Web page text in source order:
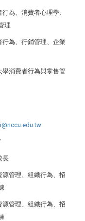
行為、消費者心理學、
理
行為、行銷管理、企業
學消費者行為與零售管
長
源管理、組織行為、招
源管理、組織行為、招